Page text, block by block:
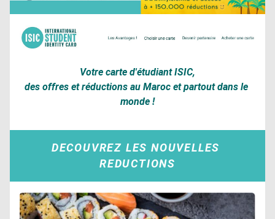
Votre carte d'étudiant ISIC,
des offres et réductions au Maroc et partout dans le
monde !
DECOUVREZ LES NOUVELLES
REDUCTIONS